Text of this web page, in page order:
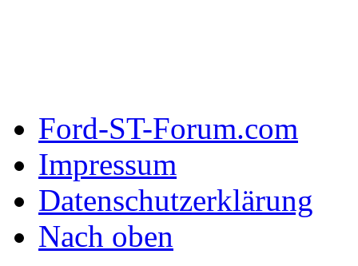
Ford-ST-Forum.com
Impressum
Datenschutzerklärung
Nach oben